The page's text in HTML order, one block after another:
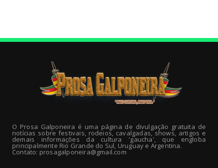
O Prosa Galponeira é uma página de divulgação gratuita de
notícias sobre festivais, rodeios, cavalgadas, shows, artigos e
demais informações da cultura 'gaucha', que engloba
principalmente Rio Grande do Sul, Uruguay e Argentina.
Contato: prosagalponeira@gmail.com